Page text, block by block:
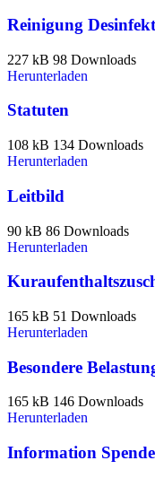
Reinigung
227 kB 98 Downloads
Herunterladen
Statuten
108 kB 134 Downloads
Herunterladen
Leitbild
90 kB 86 Downloads
Herunterladen
165 kB 51 Downloads
Herunterladen
Besondere
165 kB 146 Downloads
Herunterladen
Information